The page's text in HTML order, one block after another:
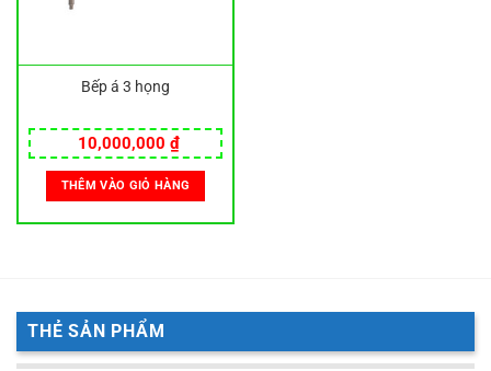
Bếp á 3 họng
10,000,000 ₫
THÊM VÀO GIỎ HÀNG
THẺ SẢN PHẨM